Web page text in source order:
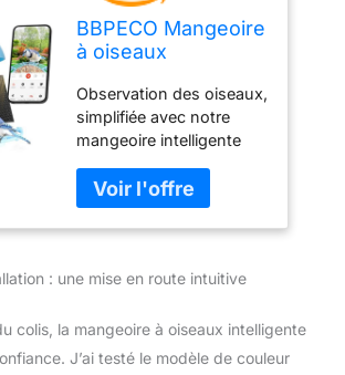
BBPECO Mangeoire
à oiseaux
appareil photo,
alimentation solaire,
bleu
Observation des oiseaux,
simplifiée avec notre
mangeoire intelligente
besoin de jumelles. Notre
mangeoire intelligente
pour oiseaux diffuse en
téléphone avec des
instantanées, afin que
vous puissiez capturer
: une mise en route intuitive
colis, la mangeoire à oiseaux intelligente
J’ai testé le modèle de couleur